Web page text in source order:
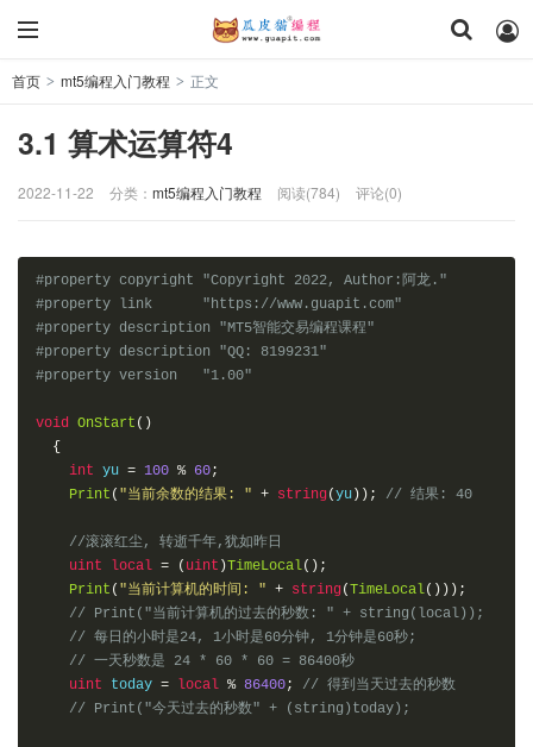
首页 > mt5编程入门教程 > 正文
3.1 算术运算符4
2022-11-22 分类： mt5编程入门教程 阅读(784) 评论(0)
#property copyright "Copyright 2022, Author:阿龙."
#property link      "https://www.guapit.com"
#property description "MT5智能交易编程课程"
#property description "QQ: 8199231"
#property version   "1.00"
void OnStart ()
{
int yu = 100 % 60;
Print ( "当前余数的结果: " + string(yu )); // 结果: 40
//滚滚红尘, 转逝千年,犹如昨日
uint
local = ( uint )TimeLocal();
Print ( "当前计算机的时间: " + string(TimeLocal()));
// Print("当前计算机的过去的秒数: " + string(local));
// 每日的小时是24, 1小时是60分钟, 1分钟是60秒;
// 一天秒数是 24 * 60 * 60 = 86400秒
uint today = local % 86400;
// 得到当天过去的秒数
// Print("今天过去的秒数" + (string)today);